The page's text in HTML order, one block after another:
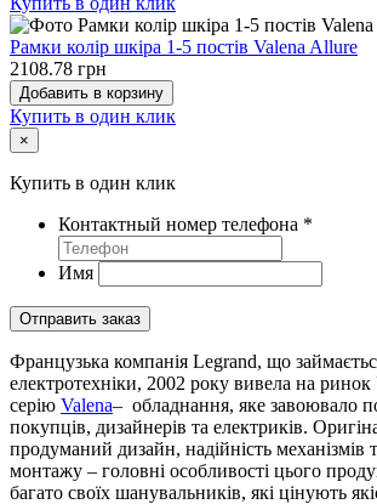
Рамки колір шкіра 1-5 постів Valena Allure
2108.78 грн
Добавить в корзину
Купить в один клик
×
Купить в один клик
Контактный номер телефона *
Имя
Отправить заказ
Французька компанія Legrand, що
електротехніки, 2002 року вивела на
серію Valena– обладнання, яке завоювало
покупців, дизайнерів та електриків.
продуманий дизайн, надійність механізмів
монтажу – головні особливості цього
багато своїх шанувальників, які цінують